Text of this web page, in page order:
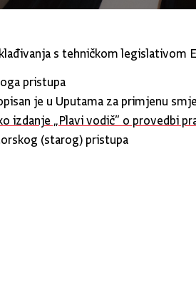
s tehničkom legislativom
pristupa
je u Uputama za primjenu
izdanje „Plavi vodič” o provedbi
(starog) pristupa